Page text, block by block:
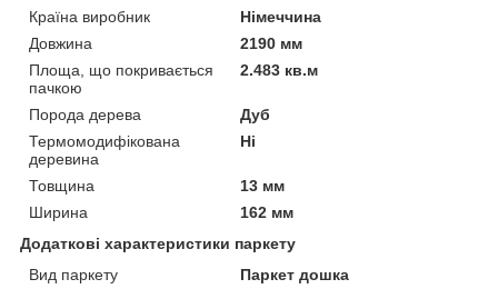
Країна виробник
Німеччина
Довжина
2190 мм
Площа, що покривається
пачкою
2.483 кв.м
Порода дерева
Дуб
Термомодифікована
деревина
Ні
Товщина
13 мм
Ширина
162 мм
Додаткові характеристики паркету
Вид паркету
Паркет дошка